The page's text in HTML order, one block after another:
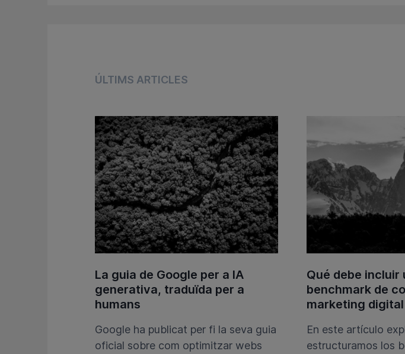
ÚLTIMS ARTICLES
La guia de Google per a IA
generativa, traduïda per a
humans
Google ha publicat per fi la seva guia
oficial sobre com optimitzar webs
Qué debe incluir
benchmark de
marketing digital
En este artículo
estructuramos los